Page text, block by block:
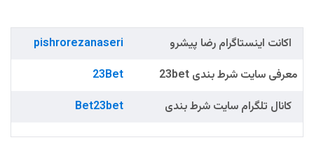
اکانت اینستاگرام رضا پیشرو
pishrorezanaseri
معرفی سایت شرط بندی 23bet
23Bet
کانال تلگرام سایت شرط بندی
Bet23bet